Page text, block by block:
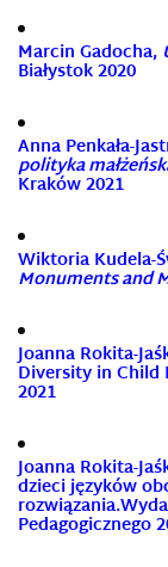
Marcin Gadocha,
Białystok 2020
Anna Penkała-
polityka
Kraków 2021
Wiktoria Kudela-
Monuments and
Joanna Rokita-
Diversity in Child
2021
Joanna Rokita-
dzieci języków
Pedagogicznego